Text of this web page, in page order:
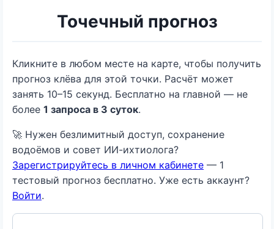
Точечный прогноз
Кликните в любом месте на карте, чтобы получить
прогноз клёва для этой точки. Расчёт может
занять 10–15 секунд. Бесплатно на главной — не
более 1 запроса в 3 суток.
🚀 Нужен безлимитный доступ, сохранение
водоёмов и совет ИИ-ихтиолога?
Зарегистрируйтесь в личном кабинете — 1
тестовый прогноз бесплатно. Уже есть аккаунт?
Войти.